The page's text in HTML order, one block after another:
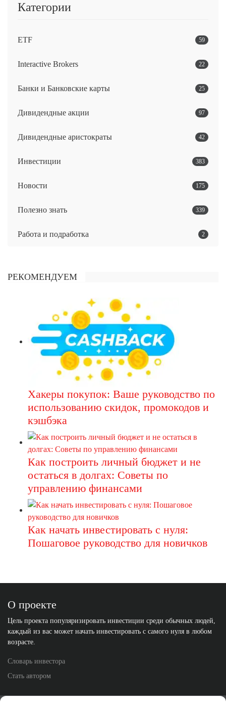
Категории
ETF 59
Interactive Brokers 22
Банки и Банковские карты 25
Дивидендные акции 97
Дивидендные аристократы 42
Инвестиции 383
Новости 175
Полезно знать 339
Работа и подработка 2
РЕКОМЕНДУЕМ
Хакеры покупок: Ваше руководство по
использованию скидок, промокодов и
кэшбэка
Как построить личный бюджет и не
остаться в долгах: Советы по
управлению финансами
Как начать инвестировать с нуля:
Пошаговое руководство для новичков
О проекте
Цель проекта популяризировать инвестиции среди обычных людей,
каждый из вас может начать инвестировать с самого нуля в любом
возрасте.
Словарь инвестора
Стать автором